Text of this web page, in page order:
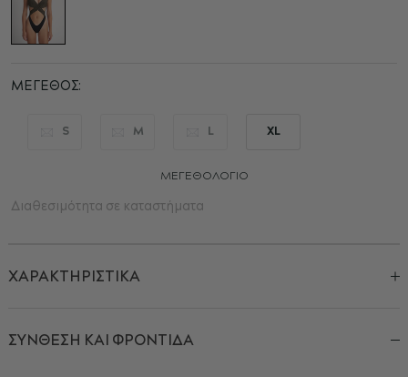
ΜΈΓΕΘΟΣ
S M L XL
ΜΕΓΕΘΟΛΌΓΙΟ
Διαθεσιμότητα σε καταστήματα
ΧΑΡΑΚΤΗΡΙΣΤΙΚΑ
ΣΥΝΘΕΣΗ ΚΑΙ ΦΡΟΝΤΙΔΑ